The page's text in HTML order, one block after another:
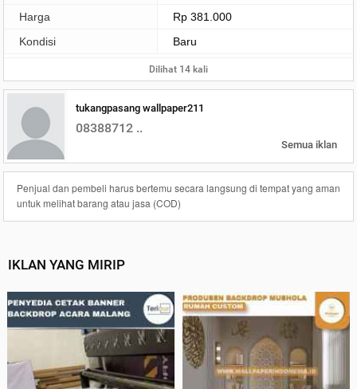
Harga
Rp 381.000
Kondisi
Baru
Dilihat 14 kali
tukangpasang wallpaper211
08388712 ..
Semua iklan
Penjual dan pembeli harus bertemu secara langsung di tempat yang aman
untuk melihat barang atau jasa (COD)
IKLAN YANG MIRIP